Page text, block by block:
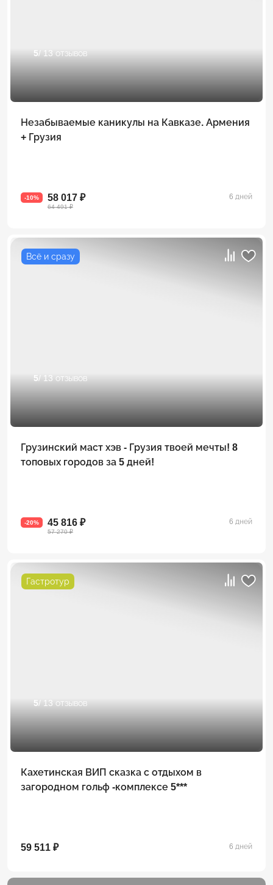
5/ 13 отзывов
Незабываемые каникулы на Кавказе. Армения
+ Грузия
-10% 58 017 ₽
64 491 ₽
6 дней
Всё и сразу
5/ 13 отзывов
Грузинский маст хэв - Грузия твоей мечты! 8
топовых городов за 5 дней!
-20% 45 816 ₽
57 270 ₽
6 дней
Гастротур
5/ 13 отзывов
Кахетинская ВИП сказка с отдыхом в
загородном гольф -комплексе 5***
59 511 ₽ 6 дней